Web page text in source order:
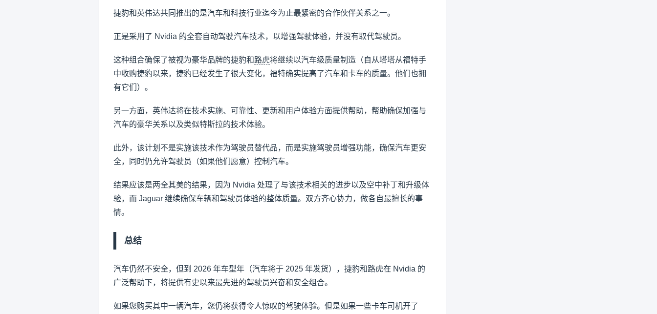
捷豹和英伟达共同推出的是汽车和科技行业迄今为止最紧密的合作伙伴关系之一。
正是采用了 Nvidia 的全套自动驾驶汽车技术，以增强驾驶体验，并没有取代驾驶员。
这种组合确保了被视为豪华品牌的捷豹和路虎将继续以汽车级质量制造（自从塔塔从福特手
中收购捷豹以来，捷豹已经发生了很大变化，福特确实提高了汽车和卡车的质量。他们也拥
有它们）。
另一方面，英伟达将在技术实施、可靠性、更新和用户体验方面提供帮助，帮助确保加强与
汽车的豪华关系以及类似特斯拉的技术体验。
此外，该计划不是实施该技术作为驾驶员替代品，而是实施驾驶员增强功能，确保汽车更安
全，同时仍允许驾驶员（如果他们愿意）控制汽车。
结果应该是两全其美的结果，因为 Nvidia 处理了与该技术相关的进步以及空中补丁和升级体
验，而 Jaguar 继续确保车辆和驾驶员体验的整体质量。双方齐心协力，做各自最擅长的事
情。
总结
汽车仍然不安全，但到 2026 年车型年（汽车将于 2025 年发货），捷豹和路虎在 Nvidia 的
广泛帮助下，将提供有史以来最先进的驾驶员兴奋和安全组合。
如果您购买其中一辆汽车，您仍将获得令人惊叹的驾驶体验。但是如果一些卡车司机开了